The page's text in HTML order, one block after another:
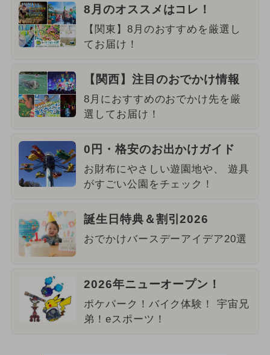
8月のオススメはコレ！
【関東】8月のおすすめを厳選し
てお届け！
【関西】注目のおでかけ情報
8月におすすめのおでかけ先を厳
選してお届け！
0円・格安のお出かけガイド
お財布にやさしい遊園地や、 遊具
がすごい公園をチェック！
誕生日特典＆割引2026
おでかけバースデーアイデア20選
2026年ニューオープン！
ポケパーク！バイク体験！ 宇宙兄
弟！eスポーツ！